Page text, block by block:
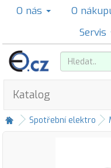
O nás O
Servis
Katalog
Spotřební elektro